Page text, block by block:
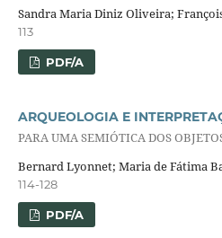
Sandra Maria Diniz Oliveira;
113
PDF/A
ARQUEOLOGIA E
PARA UMA SEMIÓTICA DOS
Bernard Lyonnet; Maria de Fátima
114-128
PDF/A